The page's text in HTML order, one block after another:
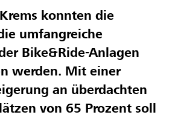
konnten die
umfangreiche
Bike&Ride-Anlagen
werden. Mit einer
an überdachten
von 65 Prozent soll